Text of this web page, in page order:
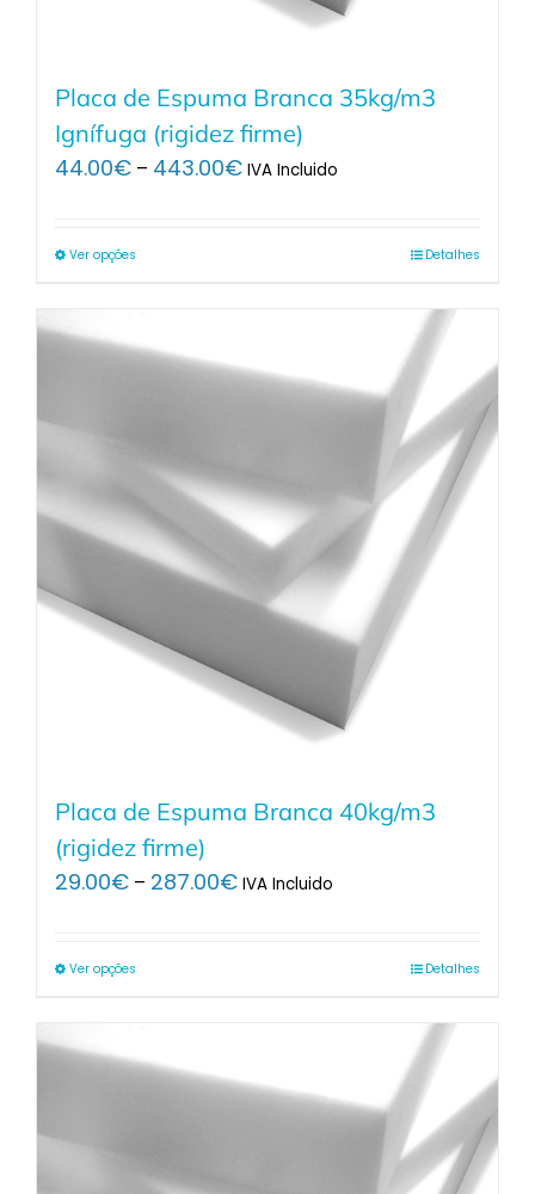
Placa de Espuma Branca 35kg/m3
Ignífuga (rigidez firme)
44.00€ – 443.00€Price
IVA Incluido
Ver opções Detalhes
Placa de Espuma Branca 40kg/m3
(rigidez firme)
29.00€ – 287.00€Price
IVA Incluido
Ver opções Detalhes